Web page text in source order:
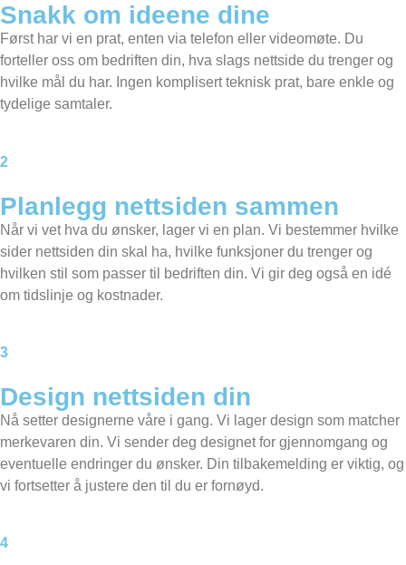
Snakk om ideene dine
Først har vi en prat, enten via telefon eller videomøte. Du
forteller oss om bedriften din, hva slags nettside du trenger og
hvilke mål du har. Ingen komplisert teknisk prat, bare enkle og
tydelige samtaler.
2
Planlegg nettsiden sammen​
Når vi vet hva du ønsker, lager vi en plan. Vi bestemmer hvilke
sider nettsiden din skal ha, hvilke funksjoner du trenger og
hvilken stil som passer til bedriften din. Vi gir deg også en idé
om tidslinje og kostnader.
3
Design nettsiden din
Nå setter designerne våre i gang. Vi lager design som matcher
merkevaren din. Vi sender deg designet for gjennomgang og
eventuelle endringer du ønsker. Din tilbakemelding er viktig, og
vi fortsetter å justere den til du er fornøyd.
4